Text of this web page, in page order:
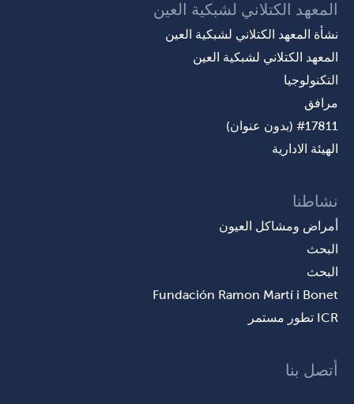
المعهد الكتلاني لشبكية العين
نشأة المعهد الكتلاني لشبكية العين
المعهد الكتلاني لشبكية العين
التكنولوجيا
مرافق
#17811 (بدون عنوان)
الهيئة الادارية
نشاطنا
أمراض ومشاكل العيون
البحث
البحث
Fundación Ramon Martí i Bonet
ICR تطور مستمر
أتصل بنا